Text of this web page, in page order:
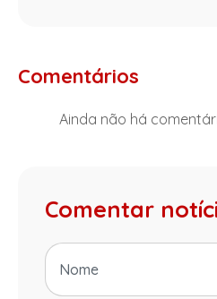
Comentários
Ainda não há
Comentar